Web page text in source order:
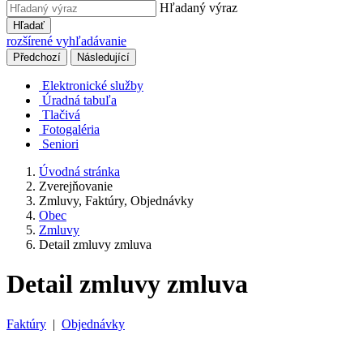
Hľadaný výraz
Hľadať
rozšírené vyhľadávanie
Předchozí Následující
Elektronické služby
Úradná tabuľa
Tlačivá
Fotogaléria
Seniori
Úvodná stránka
Zverejňovanie
Zmluvy, Faktúry, Objednávky
Obec
Zmluvy
Detail zmluvy zmluva
Detail zmluvy zmluva
Faktúry | Objednávky